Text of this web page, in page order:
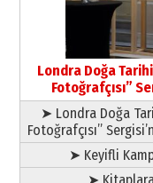
Yusuf
yazar
11 Mayıs
Londra Doğa
Fotoğrafçısı”
➤ Londra Doğa
Fotoğrafçısı”
➤ Keyifli